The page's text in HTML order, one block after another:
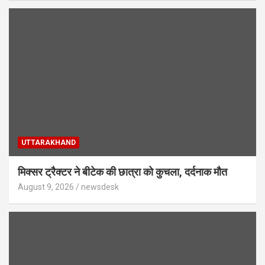
UTTARAKHAND
मिक्सर ट्रैक्टर ने बीटेक की छात्रा को कुचला, दर्दनाक मौत
August 9, 2026 newsdesk